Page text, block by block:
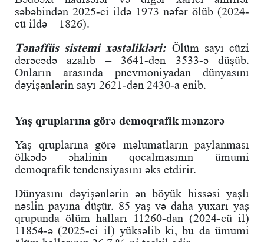
səbəbindən 2025-ci ildə 1973 nəfər ölüb (2024-
cü ildə – 1826).
Tənəffüs sistemi xəstəlikləri: Ölüm sayı cüzi
dərəcədə azalıb – 3641-dən 3533-ə düşüb.
Onların arasında pnevmoniyadan dünyasını
dəyişənlərin sayı 2621-dən 2430-a enib.
Yaş qruplarına görə demoqrafik mənzərə
Yaş qruplarına görə məlumatların paylanması
ölkədə əhalinin qocalmasının ümumi
demoqrafik tendensiyasını əks etdirir.
Dünyasını dəyişənlərin ən böyük hissəsi yaşlı
nəslin payına düşür. 85 yaş və daha yuxarı yaş
qrupunda ölüm halları 11260-dan (2024-cü il)
11854-ə (2025-ci il) yüksəlib ki, bu da ümumi